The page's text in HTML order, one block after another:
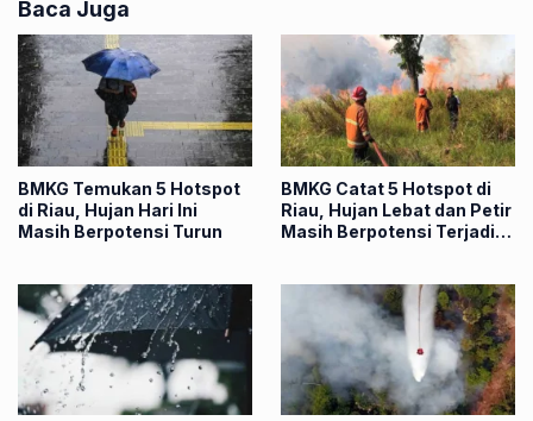
Baca Juga
BMKG Temukan 5 Hotspot
di Riau, Hujan Hari Ini
Masih Berpotensi Turun
BMKG Catat 5 Hotspot di
Riau, Hujan Lebat dan Petir
Masih Berpotensi Terjadi